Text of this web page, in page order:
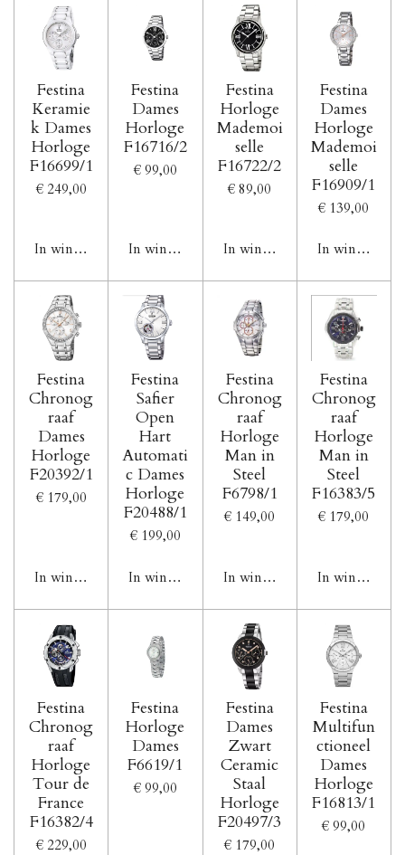
Festina
Keramie
k Dames
Horloge
F16699/1
€ 249,00
In winkelwagen
Festina
Dames
Horloge
F16716/2
€ 99,00
In winkelwagen
Festina
Horloge
Mademoi
selle
F16722/2
€ 89,00
In winkelwagen
Festina
Dames
Horloge
Mademoi
selle
F16909/1
€ 139,00
In
Festina
Chronog
raaf
Dames
Horloge
F20392/1
€ 179,00
In winkelwagen
Festina
Safier
Open
Hart
Automati
c Dames
Horloge
F20488/1
€ 199,00
In winkelwagen
Festina
Chronog
raaf
Horloge
Man in
Steel
F6798/1
€ 149,00
In winkelwagen
Festina
Chronog
raaf
Horloge
Man in
Steel
F16383/5
€ 179,00
In
Festina
Chronog
raaf
Horloge
Tour de
France
F16382/4
€ 229,00
Festina
Horloge
Dames
F6619/1
€ 99,00
Festina
Dames
Zwart
Ceramic
Staal
Horloge
F20497/3
€ 179,00
Festina
Multifun
ctioneel
Dames
Horloge
F16813/1
€ 99,00